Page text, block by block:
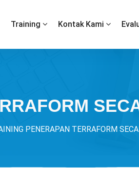
Training Kontak Kami
PENERAPAN TERRAFORM